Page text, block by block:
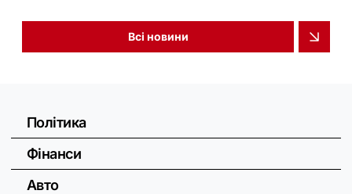
Всі новини
Політика
Фінанси
Авто